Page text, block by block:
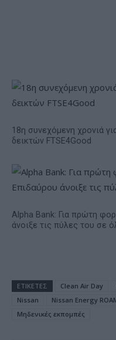
18η συνεχόμενη χρονιά
δεικτών FTSE4Good
Alpha Bank: Για πρώτη
άνοιξε τις πύλες του σε
ΕΤΙΚΕΤΕΣ Clean Air Day
Nissan
Nissan Energy
Μηδενικές εκπομπές